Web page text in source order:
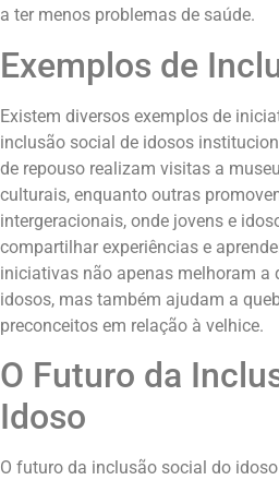
a ter menos problemas de saúde.
Exemplos de
Existem diversos exemplos de
inclusão social de idosos
de repouso realizam visitas a
culturais, enquanto outras
intergeracionais, onde jovens e
compartilhar experiências e
iniciativas não apenas melhoram a
idosos, mas também ajudam a
preconceitos em relação à velhice.
O Futuro da
Idoso
O futuro da inclusão social do